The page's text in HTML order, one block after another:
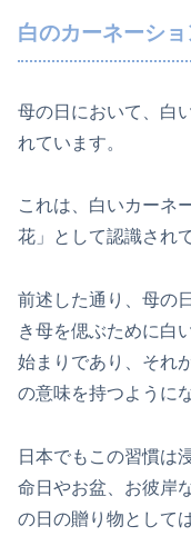
白のカーネーシ
母の日において、白
れています。
これは、白いカーネ
花」として認識され
前述した通り、母の
き母を偲ぶために白
始まりであり、それ
の意味を持つように
日本でもこの習慣は
命日やお盆、お彼岸
の日の贈り物として